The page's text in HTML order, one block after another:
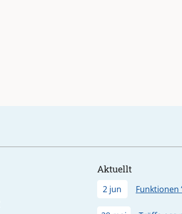
Aktuellt
2 jun Funktionen